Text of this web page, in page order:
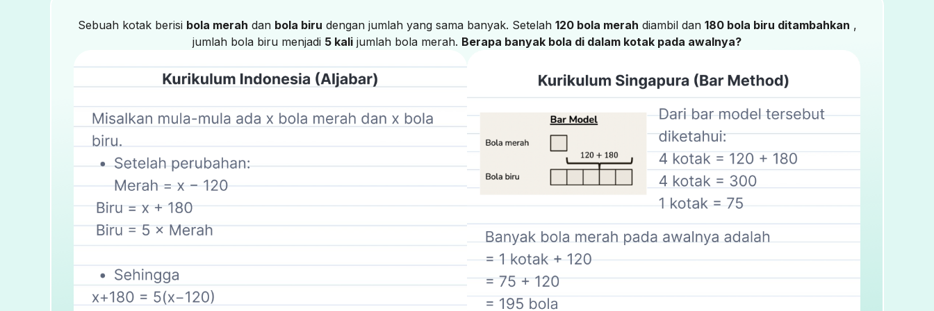
Sebuah kotak berisi bola merah dan bola biru dengan jumlah yang sama banyak. Setelah 120 bola merah diambil dan 180 bola biru ditambahkan ,
jumlah bola biru menjadi 5 kali jumlah bola merah. Berapa banyak bola di dalam kotak pada awalnya?